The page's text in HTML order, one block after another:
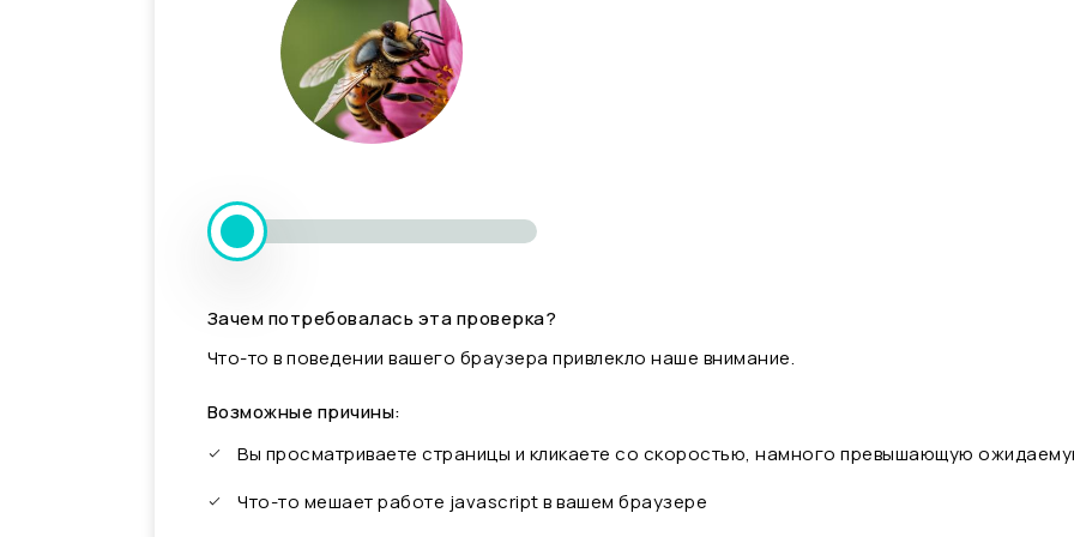
Зачем потребовалась эта проверка?
Что-то в поведении вашего браузера привлекло наше внимание.
Возможные причины:
Вы просматриваете страницы и кликаете со скоростью, намного превышающую
Что-то мешает работе javascript в вашем браузере